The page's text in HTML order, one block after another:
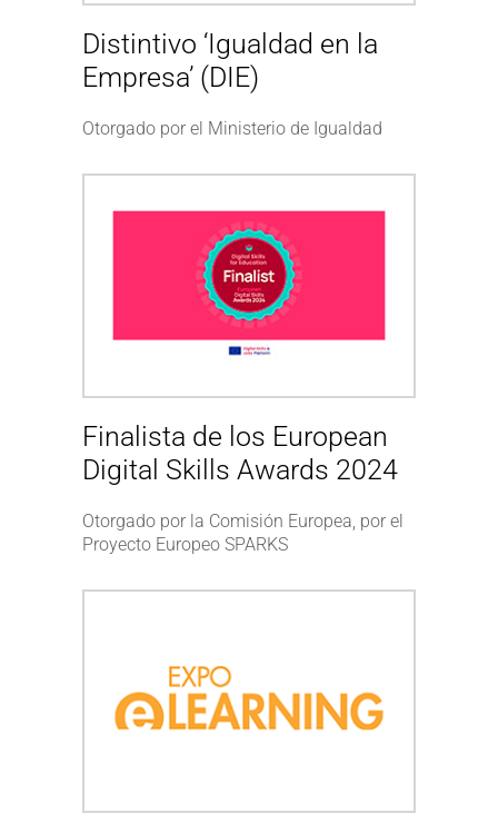
Distintivo ‘Igualdad en la
Empresa’ (DIE)
Otorgado por el Ministerio de Igualdad
Finalista de los European
Digital Skills Awards 2024
Otorgado por la Comisión Europea, por el
Proyecto Europeo SPARKS